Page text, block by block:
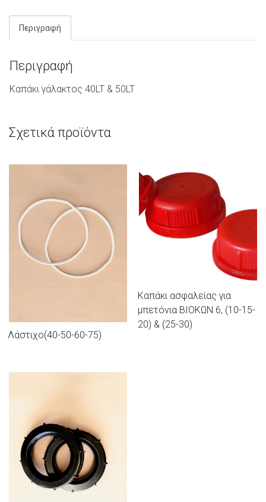
Περιγραφή
Περιγραφή
Καπάκι γάλακτος 40LT & 50LT
Σχετικά προϊόντα
Λάστιχο(40-50-60-75)
Καπάκι ασφαλείας για
μπετόνια ΒΙΟΚΩΝ 6, (10-15-
20) & (25-30)